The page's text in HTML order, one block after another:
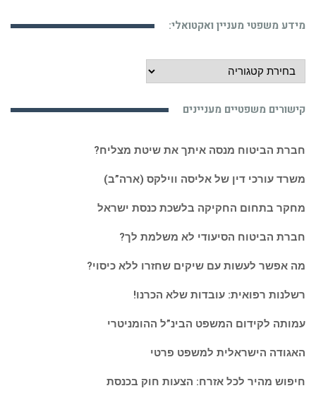
מידע משפטי מעניין ואקטואלי:
מידע
משפטי
ואקטואלי:
קישורים משפטיים מעניינים
חברת הביטוח מנסה איתך את שיטת מצליח?
משרד עורכי דין של אליסה ווילקס (ארה”ב)
מחקר בתחום החקיקה בלשכת כנסת ישראל
חברת הביטוח הסיעודי לא משלמת לך?
מה אפשר לעשות עם שיקים שחזרו ללא כיסוי?
רשלנות רפואית: עובדות שלא הכרנו!
עמותה לקידום המשפט הבינ”ל ההומניטרי
האגודה הישראלית למשפט פרטי
חיפוש מהיר לכל אזרח: הצעות חוק בכנסת